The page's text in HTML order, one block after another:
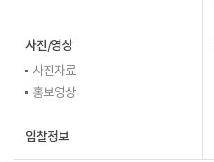
사진/영상
사진자료
홍보영상
입찰정보